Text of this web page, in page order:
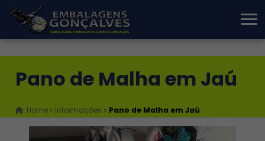
Pano de Malha em Jaú
Home » Informações » Pano de Malha em Jaú